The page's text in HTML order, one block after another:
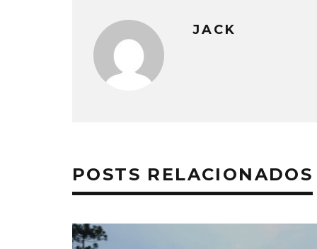
JACK
POSTS RELACIONADOS